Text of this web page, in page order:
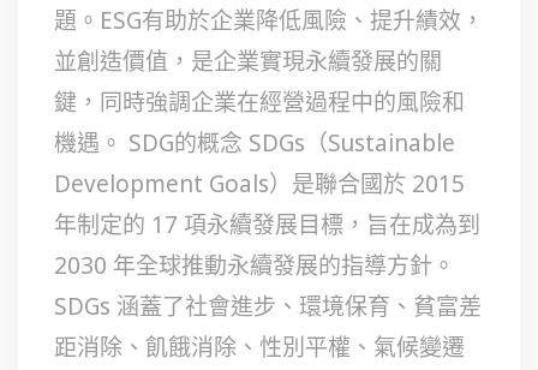
題。ESG有助於企業降低風險、提升績效，
並創造價值，是企業實現永續發展的關
鍵，同時強調企業在經營過程中的風險和
機遇。 SDG的概念 SDGs（Sustainable
Development Goals）是聯合國於 2015
年制定的 17 項永續發展目標，旨在成為到
2030 年全球推動永續發展的指導方針。
SDGs 涵蓋了社會進步、環境保育、貧富差
距消除、飢餓消除、性別平權、氣候變遷